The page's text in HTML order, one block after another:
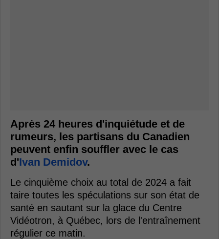
Après 24 heures d'inquiétude et de
rumeurs, les partisans du Canadien
peuvent enfin souffler avec le cas
d'Ivan Demidov.
Le cinquième choix au total de 2024 a fait
taire toutes les spéculations sur son état de
santé en sautant sur la glace du Centre
Vidéotron, à Québec, lors de l'entraînement
régulier ce matin.